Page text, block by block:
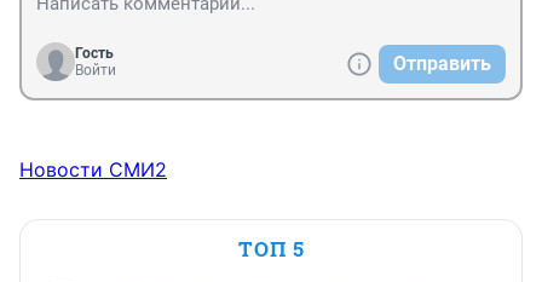
Гость
Войти
Отправить
Новости СМИ2
ТОП 5